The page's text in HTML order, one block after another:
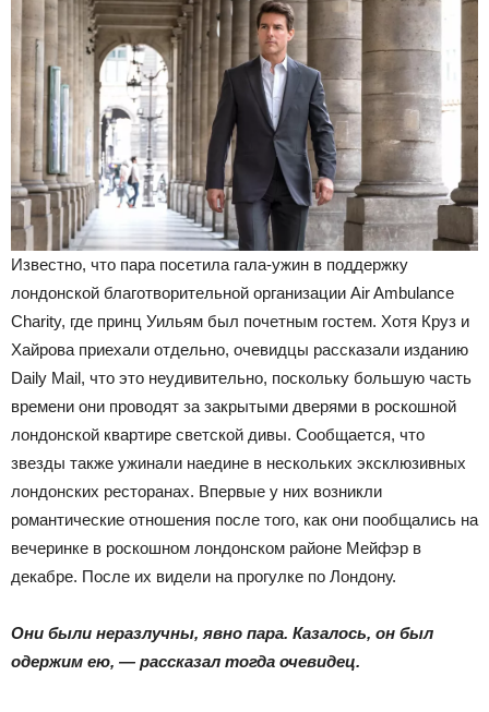
Известно, что пара посетила гала-ужин в поддержку
лондонской благотворительной организации Air Ambulance
Charity, где принц Уильям был почетным гостем. Хотя Круз и
Хайрова приехали отдельно, очевидцы рассказали изданию
Daily Mail, что это неудивительно, поскольку большую часть
времени они проводят за закрытыми дверями в роскошной
лондонской квартире светской дивы. Сообщается, что
звезды также ужинали наедине в нескольких эксклюзивных
лондонских ресторанах. Впервые у них возникли
романтические отношения после того, как они пообщались на
вечеринке в роскошном лондонском районе Мейфэр в
декабре. После их видели на прогулке по Лондону.
Они были неразлучны, явно пара. Казалось, он был
одержим ею, — рассказал тогда очевидец.